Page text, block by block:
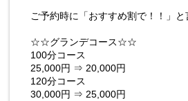
ご予約時に「おすすめ割で！！」と
☆☆グランデコース☆☆
100分コース
25,000円 ⇒ 20,000円
120分コース
30,000円 ⇒ 25,000円